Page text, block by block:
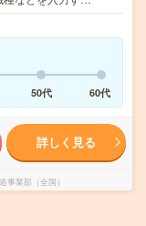
50代 60代
詳しく見る
業部（全国）